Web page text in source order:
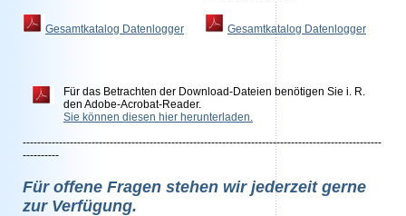
Gesamtkatalog Datenlogger Gesamtkatalog Datenlogger
Für das Betrachten der Download-Dateien benötigen Sie i. R.
den Adobe-Acrobat-Reader.
Sie können diesen hier herunterladen.
---------------------------------------------------------------------------------------------------
----------
Für offene Fragen stehen wir jederzeit gerne
zur Verfügung.